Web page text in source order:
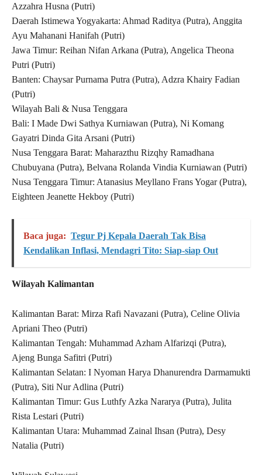
Azzahra Husna (Putri)
Daerah Istimewa Yogyakarta: Ahmad Raditya (Putra), Anggita
Ayu Mahanani Hanifah (Putri)
Jawa Timur: Reihan Nifan Arkana (Putra), Angelica Theona
Putri (Putri)
Banten: Chaysar Purnama Putra (Putra), Adzra Khairy Fadian
(Putri)
Wilayah Bali & Nusa Tenggara
Bali: I Made Dwi Sathya Kurniawan (Putra), Ni Komang
Gayatri Dinda Gita Arsani (Putri)
Nusa Tenggara Barat: Maharazthu Rizqhy Ramadhana
Chubuyana (Putra), Belvana Rolanda Vindia Kurniawan (Putri)
Nusa Tenggara Timur: Atanasius Meyllano Frans Yogar (Putra),
Eighteen Jeanette Hekboy (Putri)
Baca juga: Tegur Pj Kepala Daerah Tak Bisa
Kendalikan Inflasi, Mendagri Tito: Siap-siap Out
Wilayah Kalimantan
Kalimantan Barat: Mirza Rafi Navazani (Putra), Celine Olivia
Apriani Theo (Putri)
Kalimantan Tengah: Muhammad Azham Alfarizqi (Putra),
Ajeng Bunga Safitri (Putri)
Kalimantan Selatan: I Nyoman Harya Dhanurendra Darmamukti
(Putra), Siti Nur Adlina (Putri)
Kalimantan Timur: Gus Luthfy Azka Nararya (Putra), Julita
Rista Lestari (Putri)
Kalimantan Utara: Muhammad Zainal Ihsan (Putra), Desy
Natalia (Putri)